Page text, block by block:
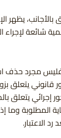
يظهر
شائعة لإجراء
فليس مجرد
يتعلق
إجرائي
المطلوبة وما
الاعتبار.